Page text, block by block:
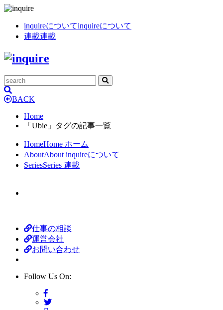
inquireについてinquireについて
連載連載
BACK
Home
「Ubie」タグの記事一覧
HomeHome ホーム
AboutAbout inquireについて
SeriesSeries 連載
仕事の相談
運営会社
お問い合わせ
Follow Us On: